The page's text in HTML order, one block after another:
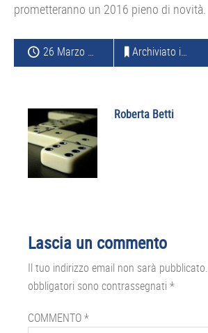
prometteranno un 2016 pieno di novità.
26 Marzo 2015 Archiviato in:
Roberta Betti
Interazioni
del
lettore
Lascia un commento
Il tuo indirizzo email non sarà pubblicato.
obbligatori sono contrassegnati *
COMMENTO*